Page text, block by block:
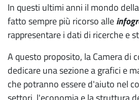
In questi ultimi anni il mondo
fatto sempre più ricorso alle
rappresentare i dati di ricerche e
A questo proposito, la Camera di
dedicare una sezione a grafici e
che potranno essere d'aiuto nel